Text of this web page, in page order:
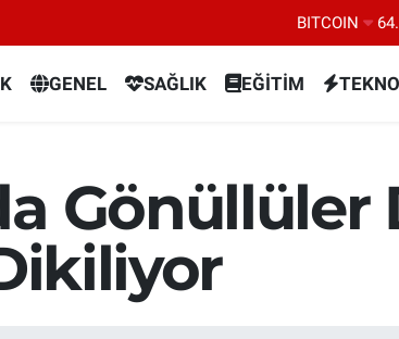
BITCOIN
GRAM ALTIN
BİST100
GENEL SAĞLIK EĞİTİM
Gönüllüler